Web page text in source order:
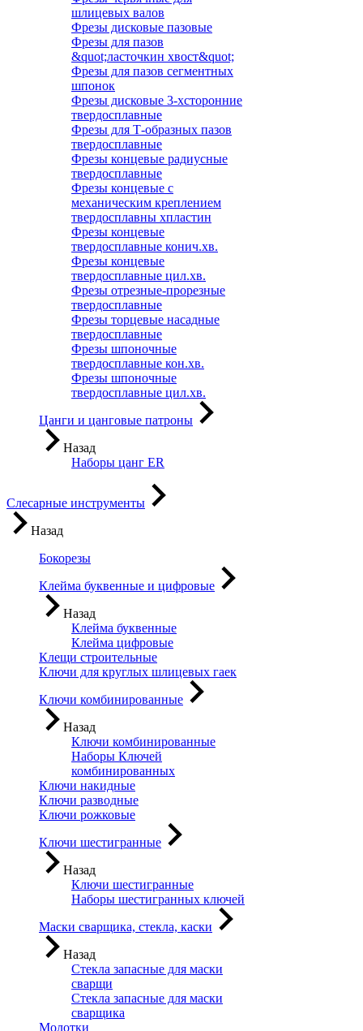
шлицевых валов
Фрезы дисковые пазовые
Фрезы для пазов
&quot;ласточкин хвост&quot;
Фрезы для пазов сегментных
шпонок
Фрезы дисковые 3-хсторонние
твердосплавные
Фрезы для Т-образных пазов
твердосплавные
Фрезы концевые радиусные
твердосплавные
Фрезы концевые с
механическим креплением
твердосплавны хпластин
Фрезы концевые
твердосплавные конич.хв.
Фрезы концевые
твердосплавные цил.хв.
Фрезы отрезные-прорезные
твердосплавные
Фрезы торцевые насадные
твердосплавные
Фрезы шпоночные
твердосплавные кон.хв.
Фрезы шпоночные
твердосплавные цил.хв.
Цанги и цанговые патроны
Назад
Наборы цанг ER
Слесарные инструменты
Назад
Бокорезы
Клейма буквенные и цифровые
Назад
Клейма буквенные
Клейма цифровые
Клещи строительные
Ключи для круглых шлицевых гаек
Ключи комбинированные
Назад
Ключи комбинированные
Наборы Ключей
комбинированных
Ключи накидные
Ключи разводные
Ключи рожковые
Ключи шестигранные
Назад
Ключи шестигранные
Наборы шестигранных ключей
Маски сварщика, стекла, каски
Назад
Стекла запасные для маски
сварщи
Стекла запасные для маски
сварщика
Молотки